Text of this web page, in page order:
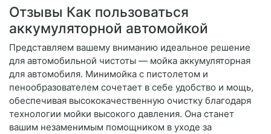
Отзывы Как пользоваться
аккумуляторной автомойкой
Представляем вашему вниманию идеальное решение
для автомобильной чистоты — мойка аккумуляторная
для автомобиля. Минимойка с пистолетом и
пенообразователем сочетает в себе удобство и мощь,
обеспечивая высококачественную очистку благодаря
технологии мойки высокого давления. Она станет
вашим незаменимым помощником в уходе за